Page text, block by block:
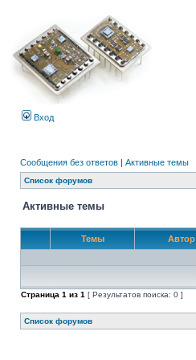
Вход
Сообщения без ответов | Активные темы
Список форумов
Активные темы
Темы Автор
Страница 1 из 1 [ Результатов поиска: 0 ]
Список форумов